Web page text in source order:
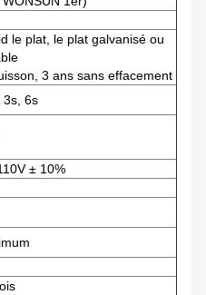
le plat, le plat galvanisé ou
3 ans sans effacement
3s, 6s
± 10%